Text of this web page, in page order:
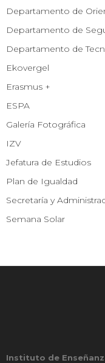
Departamento de
Departamento de
Departamento de
Ekovergel
Erasmus +
ESPA
Galería Fotográfica
IZV
Jefatura de Estudios
Plan de Igualdad
Secretaría y
Semana Solar
Instituto de